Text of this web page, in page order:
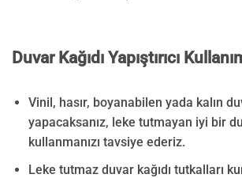
Duvar Kağıdı Yapıştırıcı
Vinil, hasır, boyanabilen yada kalın
yapacaksanız, leke tutmayan iyi bir
kullanmanızı tavsiye ederiz.
Leke tutmaz duvar kağıdı tutkalları